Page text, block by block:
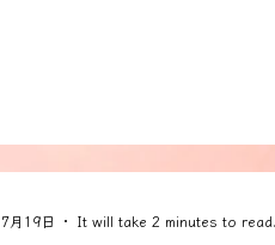
7月19日 It will take 2 minutes to read.